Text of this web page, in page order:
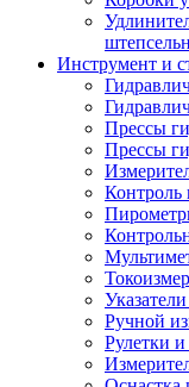
Инструмент и
Прессы
Прессы
Контроль
Ручной
Рулетки